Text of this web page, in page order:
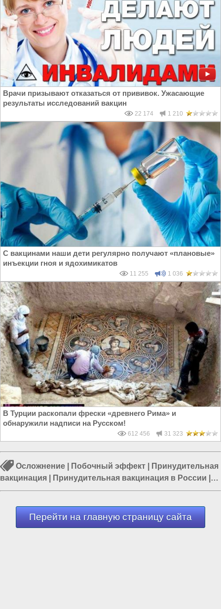
Врачи призывают отказаться от прививок. Ужасающие
результаты исследований вакцин
22 174 1 210
С вакцинами наши дети регулярно получают «плановые»
инъекции гноя и ядохимикатов
11 255 1 036
В Турции раскопали фрески «древнего Рима» и
обнаружили надписи на Русском!
612 456 31 323
Осложнение Побочный эффект
Принудительная
вакцинация
Принудительная вакцинация в России
Медицина в России|Вакцина в России|Россия и
Перейти на главную страницу сайта